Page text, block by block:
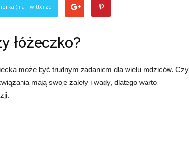
na Twitterze
łóżeczko?
może być trudnym zadaniem dla wielu rodziców. Czy
mają swoje zalety i wady, dlatego warto